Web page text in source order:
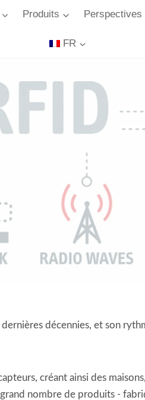
Produits
FR
décennies, et son
créant ainsi des
nombre de produits -